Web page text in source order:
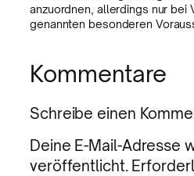
anzuordnen, allerdings nur bei
genannten besonderen
Kommentare
Schreibe einen
Deine E-Mail-Adresse
veröffentlicht.